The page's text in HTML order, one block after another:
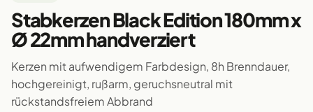
Stabkerzen Black Edition 180mm x
Ø 22mm handverziert
Kerzen mit aufwendigem Farbdesign, 8h Brenndauer,
hochgereinigt, rußarm, geruchsneutral mit
rückstandsfreiem Abbrand